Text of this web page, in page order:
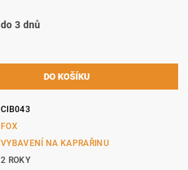
do 3 dnů
CIB043
FOX
VYBAVENÍ NA KAPRAŘINU
2 ROKY